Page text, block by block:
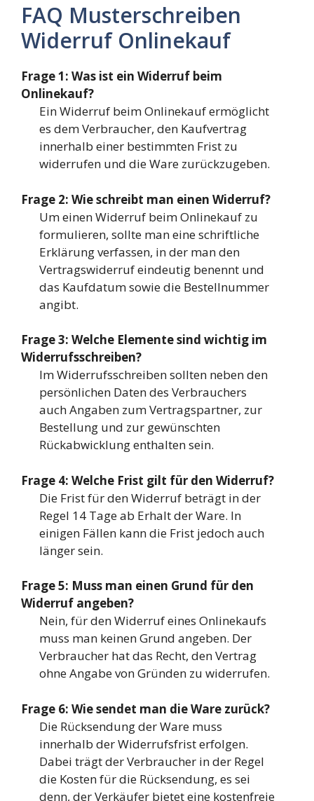
FAQ Musterschreiben
Widerruf Onlinekauf
Frage 1: Was ist ein Widerruf beim
Onlinekauf?
Ein Widerruf beim Onlinekauf ermöglicht
es dem Verbraucher, den Kaufvertrag
innerhalb einer bestimmten Frist zu
widerrufen und die Ware zurückzugeben.
Frage 2: Wie schreibt man einen Widerruf?
Um einen Widerruf beim Onlinekauf zu
formulieren, sollte man eine schriftliche
Erklärung verfassen, in der man den
Vertragswiderruf eindeutig benennt und
das Kaufdatum sowie die Bestellnummer
angibt.
Frage 3: Welche Elemente sind wichtig im
Widerrufsschreiben?
Im Widerrufsschreiben sollten neben den
persönlichen Daten des Verbrauchers
auch Angaben zum Vertragspartner, zur
Bestellung und zur gewünschten
Rückabwicklung enthalten sein.
Frage 4: Welche Frist gilt für den Widerruf?
Die Frist für den Widerruf beträgt in der
Regel 14 Tage ab Erhalt der Ware. In
einigen Fällen kann die Frist jedoch auch
länger sein.
Frage 5: Muss man einen Grund für den
Widerruf angeben?
Nein, für den Widerruf eines Onlinekaufs
muss man keinen Grund angeben. Der
Verbraucher hat das Recht, den Vertrag
ohne Angabe von Gründen zu widerrufen.
Frage 6: Wie sendet man die Ware zurück?
Die Rücksendung der Ware muss
innerhalb der Widerrufsfrist erfolgen.
Dabei trägt der Verbraucher in der Regel
die Kosten für die Rücksendung, es sei
denn, der Verkäufer bietet eine kostenfreie